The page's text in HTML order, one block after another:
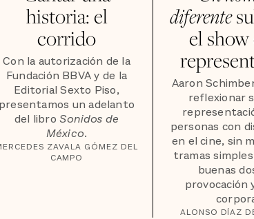
historia: el
corrido
Con la autorización de la
Fundación BBVA y de la
Editorial Sexto Piso,
presentamos un adelanto
del libro Sonidos de
México.
ZAVALA GÓMEZ DEL
CAMPO
diferente
el show
Aaron
reflexionar
personas con
en el cine, sin
tramas
buenas
provocación
ALONSO DÍAZ